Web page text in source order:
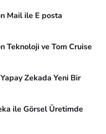
Mail ile E posta
Teknoloji ve Tom Cruise
Zekada Yeni Bir
ile Görsel Üretimde